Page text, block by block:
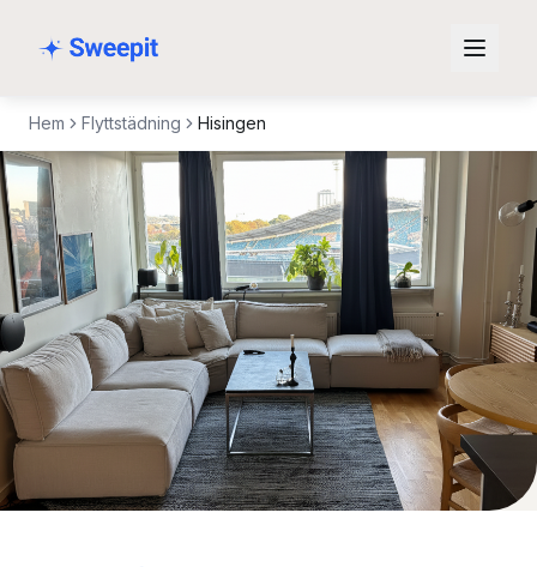
Hem Flyttstädning Hisingen